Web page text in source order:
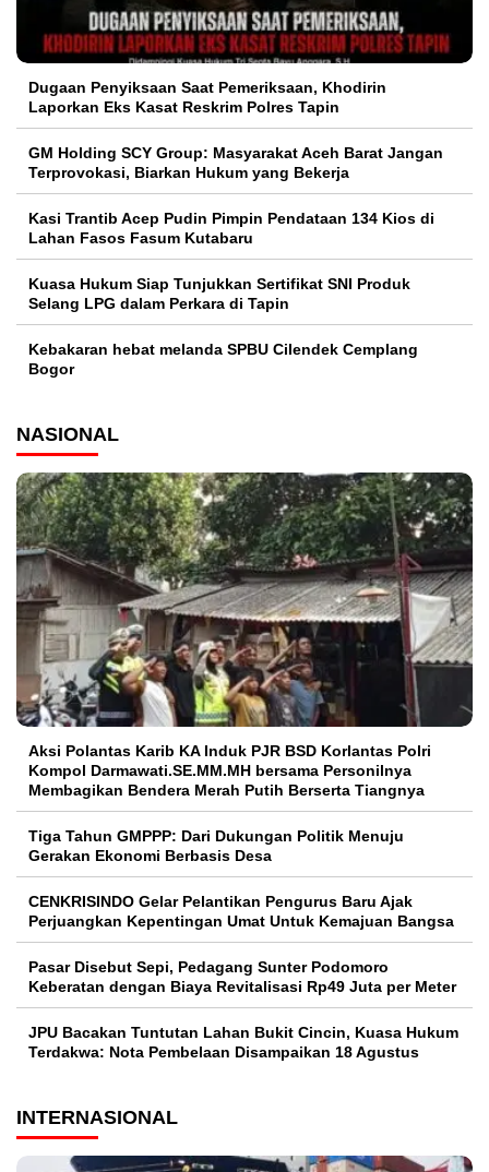
Dugaan Penyiksaan Saat Pemeriksaan, Khodirin
Laporkan Eks Kasat Reskrim Polres Tapin
GM Holding SCY Group: Masyarakat Aceh Barat Jangan
Terprovokasi, Biarkan Hukum yang Bekerja
Kasi Trantib Acep Pudin Pimpin Pendataan 134 Kios di
Lahan Fasos Fasum Kutabaru
Kuasa Hukum Siap Tunjukkan Sertifikat SNI Produk
Selang LPG dalam Perkara di Tapin
Kebakaran hebat melanda SPBU Cilendek Cemplang
Bogor
NASIONAL
Aksi Polantas Karib KA Induk PJR BSD Korlantas Polri
Kompol Darmawati.SE.MM.MH bersama Personilnya
Membagikan Bendera Merah Putih Berserta Tiangnya
Tiga Tahun GMPPP: Dari Dukungan Politik Menuju
Gerakan Ekonomi Berbasis Desa
CENKRISINDO Gelar Pelantikan Pengurus Baru Ajak
Perjuangkan Kepentingan Umat Untuk Kemajuan Bangsa
Pasar Disebut Sepi, Pedagang Sunter Podomoro
Keberatan dengan Biaya Revitalisasi Rp49 Juta per Meter
JPU Bacakan Tuntutan Lahan Bukit Cincin, Kuasa Hukum
Terdakwa: Nota Pembelaan Disampaikan 18 Agustus
INTERNASIONAL